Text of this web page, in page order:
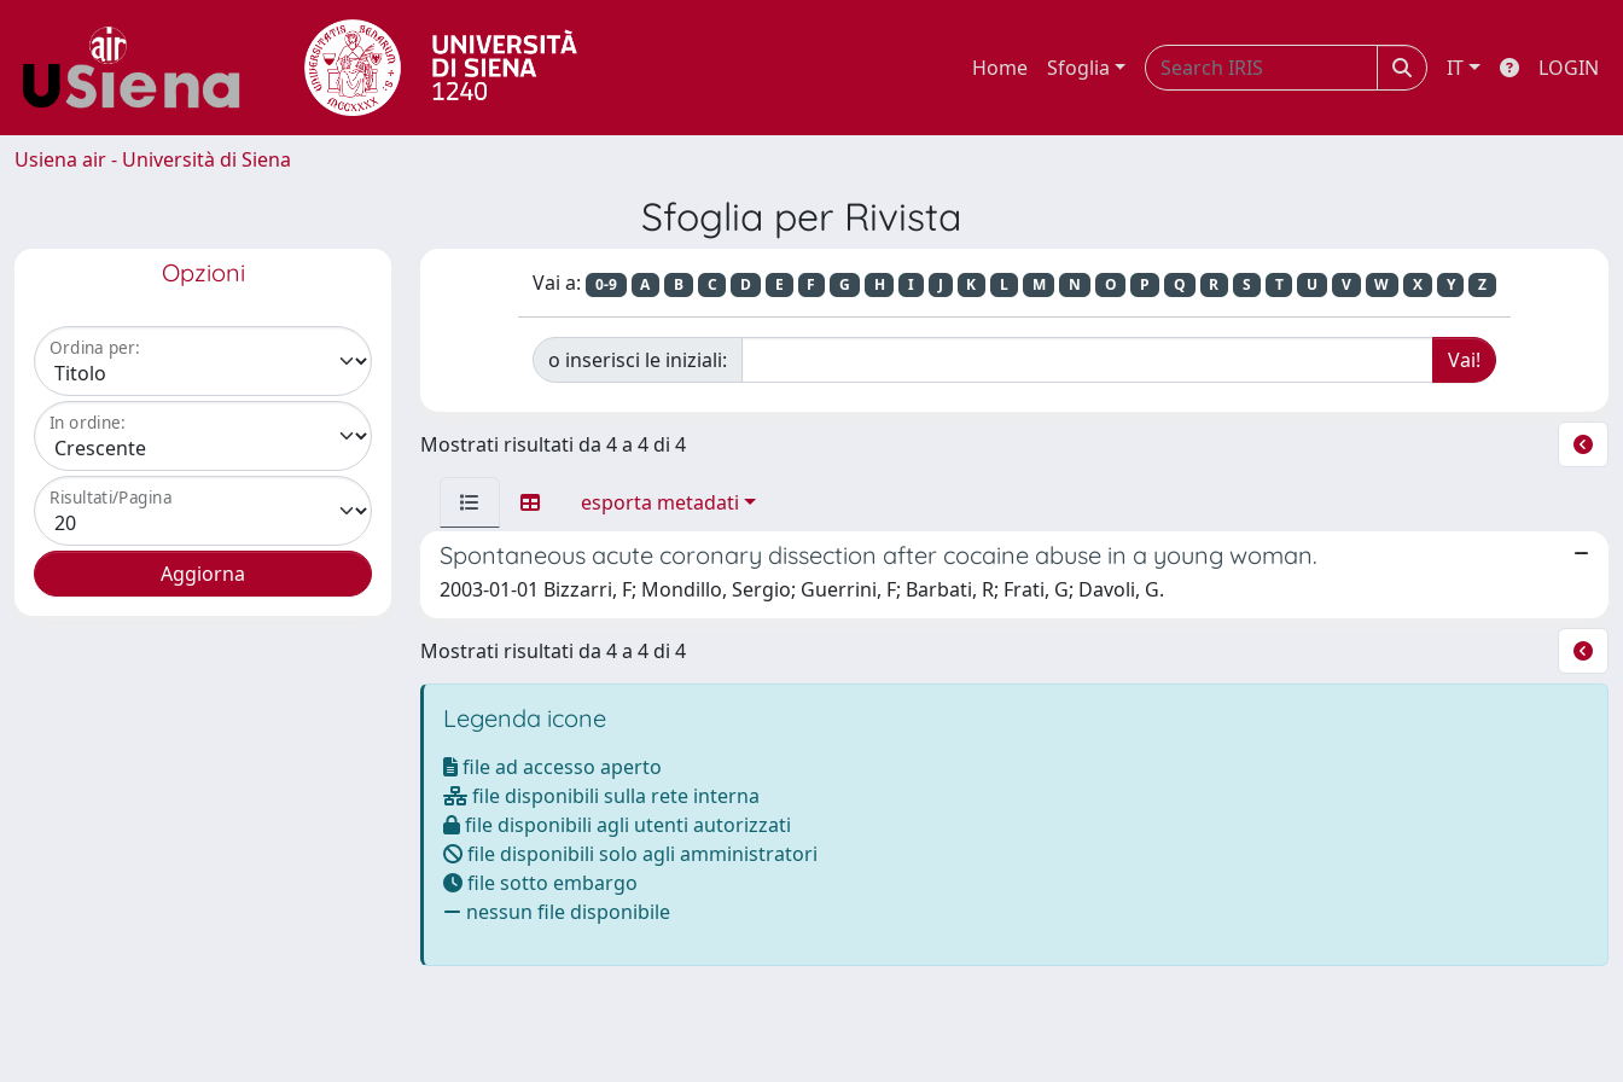
Home Sfoglia IT LOGIN
Usiena air - Università di Siena
Sfoglia per Rivista
Opzioni
Ordina per:
In ordine:
Risultati/Pagina
Vai a: 0-9 A B C D E F G H I J K L M N O P Q R S T U V W X Y Z
o inserisci le iniziali:
Mostrati risultati da 4 a 4 di 4
esporta metadati
Spontaneous acute coronary dissection after cocaine abuse in a young woman.
2003-01-01 Bizzarri, F; Mondillo, Sergio; Guerrini, F; Barbati, R; Frati, G; Davoli, G.
Mostrati risultati da 4 a 4 di 4
Legenda icone
file ad accesso aperto
file disponibili sulla rete interna
file disponibili agli utenti autorizzati
file disponibili solo agli amministratori
file sotto embargo
nessun file disponibile